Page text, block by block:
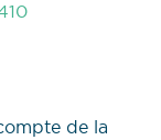
de la